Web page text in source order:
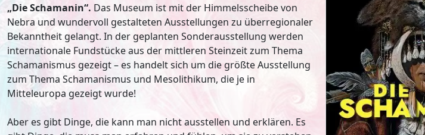
„Die Schamanin“. Das Museum ist mit der Himmelsscheibe von
Nebra und wundervoll gestalteten Ausstellungen zu überregionaler
Bekanntheit gelangt. In der geplanten Sonderausstellung werden
internationale Fundstücke aus der mittleren Steinzeit zum Thema
Schamanismus gezeigt – es handelt sich um die größte Ausstellung
zum Thema Schamanismus und Mesolithikum, die je in
Mitteleuropa gezeigt wurde!
Aber es gibt Dinge, die kann man nicht ausstellen und erklären. Es